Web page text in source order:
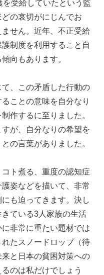
受給していたという監
の哀切がにじんでお
せん。近年、不正受給
制度を利用すること自
向もあります。
、この矛盾した行動の
ことの意味を自分なり
作するに至りました。
が、自分なりの希望を
の言葉がありました。
ト煮る、重度の認知症
姿などを描いて、非常
も迫ってきます。決し
ている3人家族の生活
非常に重たい題材では
たスノードロップ（待
と日本の貧困対策への
のは私だけでしょう